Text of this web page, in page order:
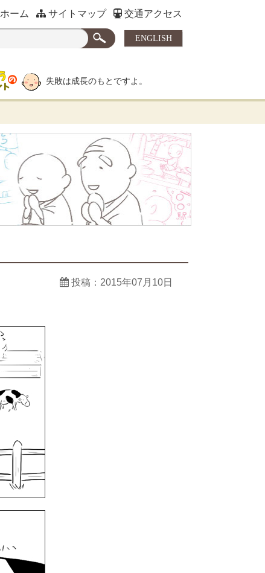
ホーム サイトマップ 交通アクセス
ENGLISH
失敗は成長のもとですよ。
投稿：2015年07月10日